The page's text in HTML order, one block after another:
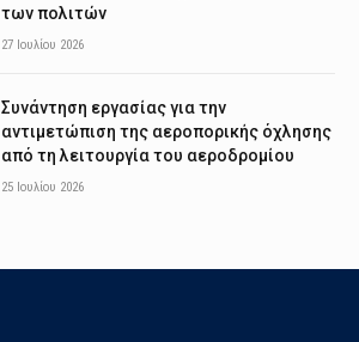
των πολιτών
27 Ιουλίου 2026
Συνάντηση εργασίας για την
αντιμετώπιση της αεροπορικής όχλησης
από τη λειτουργία του αεροδρομίου
25 Ιουλίου 2026